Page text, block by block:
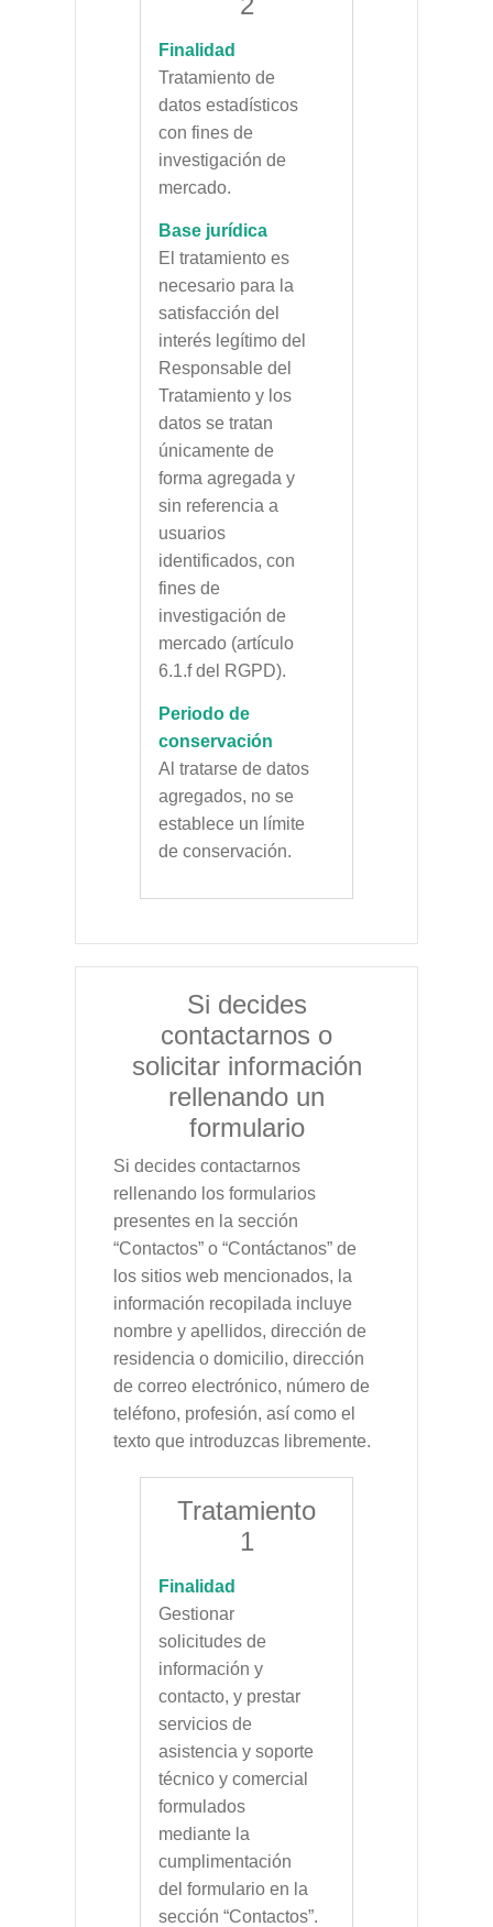
Finalidad
Tratamiento de
datos estadísticos
con fines de
investigación de
mercado.
Base jurídica
El tratamiento es
necesario para la
satisfacción del
interés legítimo del
Responsable del
Tratamiento y los
datos se tratan
únicamente de
forma agregada y
sin referencia a
usuarios
identificados, con
fines de
investigación de
mercado (artículo
6.1.f del RGPD).
Periodo de
conservación
Al tratarse de datos
agregados, no se
establece un límite
de conservación.
Si decides
contactarnos o
solicitar información
rellenando un
formulario
Si decides contactarnos
rellenando los formularios
presentes en la sección
“Contactos” o “Contáctanos” de
los sitios web mencionados, la
información recopilada incluye
nombre y apellidos, dirección de
residencia o domicilio, dirección
de correo electrónico, número de
teléfono, profesión, así como el
texto que introduzcas libremente.
Tratamiento
1
Finalidad
Gestionar
solicitudes de
información y
contacto, y prestar
servicios de
asistencia y soporte
técnico y comercial
formulados
mediante la
cumplimentación
del formulario en la
sección “Contactos”.